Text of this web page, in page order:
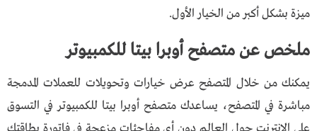
ميزة بشكل أكبر من الخيار الأول.
ملخص عن متصفح أوبرا بيتا للكمبيوتر
يمكنك من خلال المتصفح عرض خيارات وتحويلات للعملات المدمجة
مباشرة في المتصفح، يساعدك متصفح أوبرا بيتا للكمبيوتر في التسوق